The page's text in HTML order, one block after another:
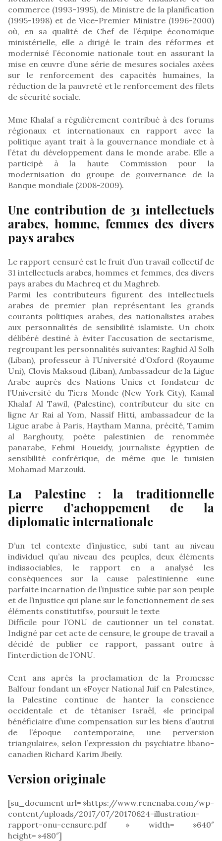
commerce (1993-1995), de Ministre de la planification
(1995-1998) et de Vice-Premier Ministre (1996-2000)
où, en sa qualité de Chef de l’équipe économique
ministérielle, elle a dirigé le train des réformes et
modernisé l’économie nationale tout en assurant la
mise en œuvre d’une série de mesures sociales axées
sur le renforcement des capacités humaines, la
réduction de la pauvreté et le renforcement des filets
de sécurité sociale.
Mme Khalaf a régulièrement contribué à des forums
régionaux et internationaux en rapport avec la
politique ayant trait à la gouvernance mondiale et à
l’état du développement dans le monde arabe. Elle a
participé à la haute Commission pour la
modernisation du groupe de gouvernance de la
Banque mondiale (2008-2009).
Une contribution de 31 intellectuels
arabes, homme, femmes des divers
pays arabes
Le rapport censuré est le fruit d’un travail collectif de
31 intellectuels arabes, hommes et femmes, des divers
pays arabes du Machreq et du Maghreb.
Parmi les contributeurs figurent des intellectuels
arabes de premier plan représentant les grands
courants politiques arabes, des nationalistes arabes
aux personnalités de sensibilité islamiste. Un choix
délibéré destiné à éviter l’accusation de sectarisme,
regroupant les personnalités suivantes: Raghid Al Solh
(Liban), professeur à l’Université d’Oxford (Royaume
Uni), Clovis Maksoud (Liban), Ambassadeur de la Ligue
Arabe auprès des Nations Unies et fondateur de
l’Université du Tiers Monde (New York City), Kamal
Khalaf Al Tawil, (Palestine), contributeur du site en
ligne Ar Rai al Yom, Nassif Hitti, ambassadeur de la
Ligue arabe à Paris, Haytham Manna, précité, Tamim
al Barghouty, poète palestinien de renommée
panarabe, Fehmi Houeidy, journaliste égyptien de
sensibilité confrérique, de même que le tunisien
Mohamad Marzouki.
La Palestine : la traditionnelle
pierre d’achoppement de la
diplomatie internationale
D’un tel contexte d’injustice, subi tant au niveau
individuel qu’au niveau des peuples, deux éléments
indissociables, le rapport en a analysé les
conséquences sur la cause palestinienne «une
parfaite incarnation de l’injustice subie par son peuple
et de l’injustice qui plane sur le fonctionnement de ses
éléments constitutifs», poursuit le texte
Difficile pour l’ONU de cautionner un tel constat.
Indigné par cet acte de censure, le groupe de travail a
décidé de publier ce rapport, passant outre à
l’interdiction de l’ONU.
Cent ans après la proclamation de la Promesse
Balfour fondant un «Foyer National Juif en Palestine»,
la Palestine continue de hanter la conscience
occidentale et de tétaniser Israël, «le principal
bénéficiaire d’une compensation sur les biens d’autrui
de l’époque contemporaine, une perversion
triangulaire», selon l’expression du psychiatre libano-
canadien Richard Karim Jbeily.
Version originale
[su_document url= »https://www.renenaba.com/wp-
content/uploads/2017/07/20170624-illustration-
rapport-onu-censure.pdf » width= »640″
height= »480″]